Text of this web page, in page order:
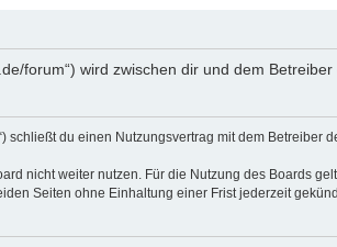
forum“) wird zwischen dir und dem
schließt du einen Nutzungsvertrag mit dem Betreiber
nicht weiter nutzen. Für die Nutzung des Boards
Seiten ohne Einhaltung einer Frist jederzeit